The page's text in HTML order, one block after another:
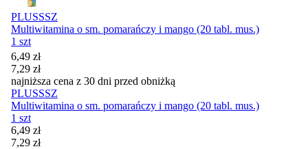
PLUSSSZ
Multiwitamina o sm. pomarańczy i mango (20 tabl. mus.)
1 szt
Cena promocyjna
6,49 zł
7,29 zł
najniższa cena z 30 dni przed obniżką
PLUSSSZ
Multiwitamina o sm. pomarańczy i mango (20 tabl. mus.)
1 szt
Cena promocyjna
6,49 zł
7,29 zł